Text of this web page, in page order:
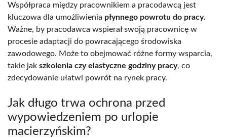
Współpraca między pracownikiem a pracodawcą jest
kluczowa dla umożliwienia płynnego powrotu do pracy.
Ważne, by pracodawca wspierał swoją pracownicę w
procesie adaptacji do powracającego środowiska
zawodowego. Może to obejmować różne formy wsparcia,
takie jak szkolenia czy elastyczne godziny pracy, co
zdecydowanie ułatwi powrót na rynek pracy.
Jak długo trwa ochrona przed
wypowiedzeniem po urlopie
macierzyńskim?